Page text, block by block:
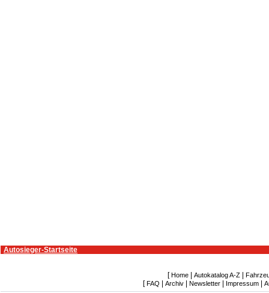
Autosieger-Startseite
[ Home| Autokatalog A-Z|
[ FAQ Archiv Newsletter Impressum